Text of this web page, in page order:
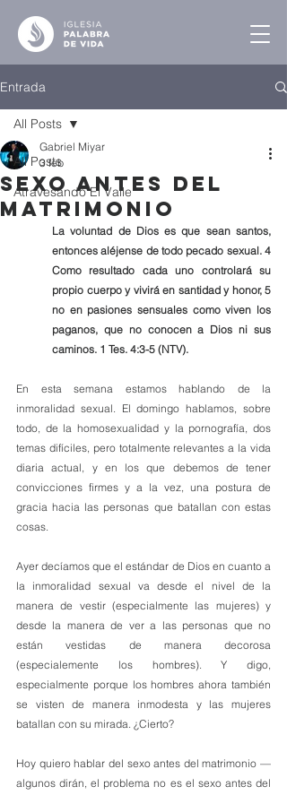
Entrada
All Posts
Atravesando El Valle
All Posts
Sexo Antes del
Matrimonio
Gabriel Miyar
3 feb
La voluntad de Dios es que sean santos,
entonces aléjense de todo pecado sexual. 4
Como resultado cada uno controlará su
propio cuerpo y vivirá en santidad y honor, 5
no en pasiones sensuales como viven los
paganos, que no conocen a Dios ni sus
caminos. 1 Tes. 4:3-5 (NTV).
En esta semana estamos hablando de la
inmoralidad sexual. El domingo hablamos, sobre
todo, de la homosexualidad y la pornografía, dos
temas difíciles, pero totalmente relevantes a la vida
diaria actual, y en los que debemos de tener
convicciones firmes y a la vez, una postura de
gracia hacia las personas que batallan con estas
cosas.
Ayer decíamos que el estándar de Dios en cuanto a
la inmoralidad sexual va desde el nivel de la
manera de vestir (especialmente las mujeres) y
desde la manera de ver a las personas que no
están vestidas de manera decorosa
(especialemente los hombres). Y digo,
especialmente porque los hombres ahora también
se visten de manera inmodesta y las mujeres
batallan con su mirada. ¿Cierto?
Hoy quiero hablar del sexo antes del matrimonio —
algunos dirán, el problema no es el sexo antes del